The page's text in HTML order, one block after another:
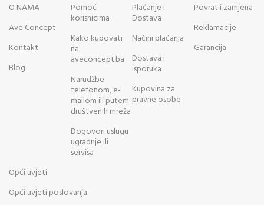
O NAMA
Ave Concept
Kontakt
Blog
Pomoć
korisnicima
Kako kupovati
na
aveconcept.ba
Narudžbe
telefonom, e-
mailom ili putem
društvenih mreža
Dogovori uslugu
ugradnje ili
servisa
Plaćanje i
Dostava
Načini plaćanja
Dostava i
isporuka
Kupovina za
pravne osobe
Povrat i zamjena
Reklamacije
Garancija
Opći uvjeti
Opći uvjeti poslovanja